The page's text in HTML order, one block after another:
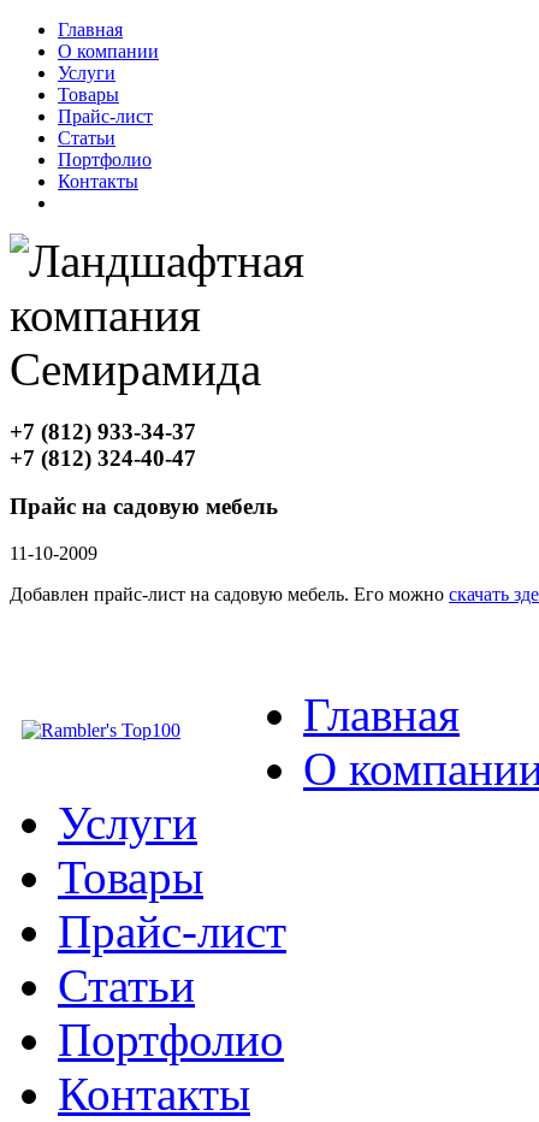
Главная
О компании
Услуги
Товары
Прайс-лист
Статьи
Портфолио
Контакты
+7 (812) 933-34-37
+7 (812) 324-40-47
Прайс на садовую мебель
11-10-2009
Добавлен прайс-лист на садовую мебель. Его можно скачать
Главная
О
Услуги
Товары
Прайс-лист
Статьи
Портфолио
Контакты